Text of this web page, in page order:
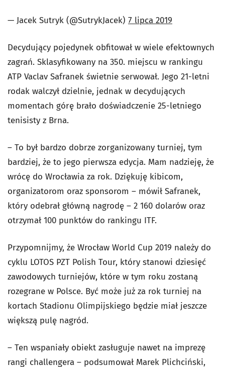
— Jacek Sutryk (@SutrykJacek) 7 lipca 2019
Decydujący pojedynek obfitował w wiele efektownych
zagrań. Sklasyfikowany na 350. miejscu w rankingu
ATP Vaclav Safranek świetnie serwował. Jego 21-letni
rodak walczył dzielnie, jednak w decydujących
momentach górę brało doświadczenie 25-letniego
tenisisty z Brna.
– To był bardzo dobrze zorganizowany turniej, tym
bardziej, że to jego pierwsza edycja. Mam nadzieję, że
wrócę do Wrocławia za rok. Dziękuję kibicom,
organizatorom oraz sponsorom – mówił Safranek,
który odebrał główną nagrodę – 2 160 dolarów oraz
otrzymał 100 punktów do rankingu ITF.
Przypomnijmy, że Wrocław World Cup 2019 należy do
cyklu LOTOS PZT Polish Tour, który stanowi dziesięć
zawodowych turniejów, które w tym roku zostaną
rozegrane w Polsce. Być może już za rok turniej na
kortach Stadionu Olimpijskiego będzie miał jeszcze
większą pulę nagród.
– Ten wspaniały obiekt zasługuje nawet na imprezę
rangi challengera – podsumował Marek Plichciński,